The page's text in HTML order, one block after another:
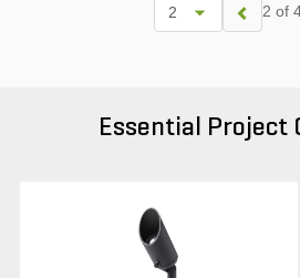
2 of
Essential Project